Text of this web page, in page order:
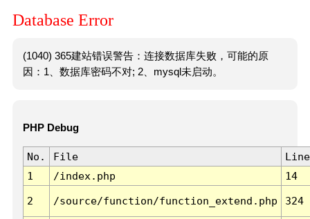
Database Error
(1040) 365建站错误警告：连接数据库失败，可能的原
因：1、数据库密码不对; 2、mysql未启动。
PHP Debug
No. File
Line
1
/index.php 14
2 /source/function/function_extend.php 324